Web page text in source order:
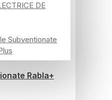
DE
Subventionate
Rabla+